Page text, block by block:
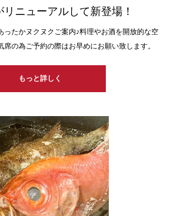
ニューアルして新登場！
ったかヌクヌクご案内♪料理やお酒を開放的な空
の為ご予約の際はお早めにお願い致します。
もっと詳しく